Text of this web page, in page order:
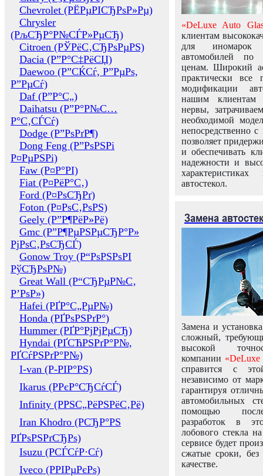
Chevrolet (РЁРµРІСЂРѕР»Рµ)
Chrysler
(РљСЂР°Р№СЃР»РµСЂ)
Citroen (РЎРёС‚СЂРѕРµРЅ)
Dacia (Р”Р°С‡РёСЏ)
Daewoo (Р”СЌСѓ, Р”РµРѕ,
Р”РµСѓ)
Daf (Р”Р°С„)
Daihatsu (Р”Р°Р№С…
Р°С‚СЃСѓ)
Dodge (Р”РѕРґР¶)
Dong Feng (Р”РѕРЅРі
Р¤РµРЅРі)
Faw (Р¤Р°РІ)
Fiat (Р¤РёР°С‚)
Ford (Р¤РѕСЂРґ)
Foton (Р¤РѕС‚РѕРЅ)
Geely (Р”Р¶РёР»Рё)
Gmc (Р”Р¶РµРЅРµСЂР°Р»
РјРѕС‚РѕСЂСЃ)
Gonow Troy (Р“РѕРЅРѕРІ
РўСЂРѕР№)
Great Wall (Р“СЂРµР№С‚
Р’РѕР»)
Hafei (РҐР°С„РµР№)
Honda (РҐРѕРЅРґР°)
Hummer (РҐР°РјРјРµСЂ)
Hyndai (РҐСЋРЅРґР°Р№,
РҐСѓРЅРґР°Р№)
I-van (Р-РІР°РЅ)
Ikarus (РРєР°СЂСѓСЃ)
Infinity (РРЅС„РёРЅРёС‚Рё)
Iran Khodro (РСЂР°РЅ
РҐРѕРЅРґСЂРѕ)
Isuzu (РСЃСѓР·Сѓ)
Iveco (РРІРµРєРѕ)
«DeLuxe Auto
клиентам
для иномарок
автомобилей
ценам. Широкий
практически все
модификации
нашим клиентам
нервы,
необходимой
непосредственно
позволяет
и обеспечивать
надежности и
автостекол.
Замена
Замена и
сложный,
высокой
компании «DeLuxe
справится с
независимо от
гарантируя
автомобильных
помощью
разработок в
лобового стекла
сервисе будет
сжатые сроки,
качестве.